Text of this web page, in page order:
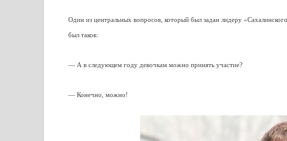
Один из центральных вопросов, который был задан лидеру
был таков:
— А в следующем году девочкам можно принять участие?
— Конечно, можно!